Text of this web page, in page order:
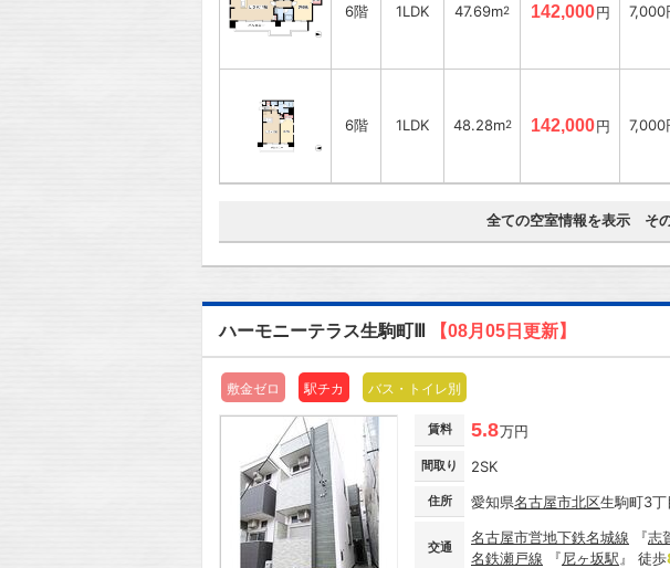
6階 1LDK 47.69m2 142,000円 7,000
6階 1LDK 48.28m2 142,000円 7,000
全ての空室情報を表示 そ
ハーモニーテラス生駒町Ⅲ 【08月05日更新】
敷金ゼロ 駅チカ バス・トイレ別
賃料 5.8万円
間取り 2SK
住所 愛知県名古屋市北区生駒町3
交通
名古屋市営地下鉄名城線 『志
名鉄瀬戸線 『尼ヶ坂駅 』 徒歩